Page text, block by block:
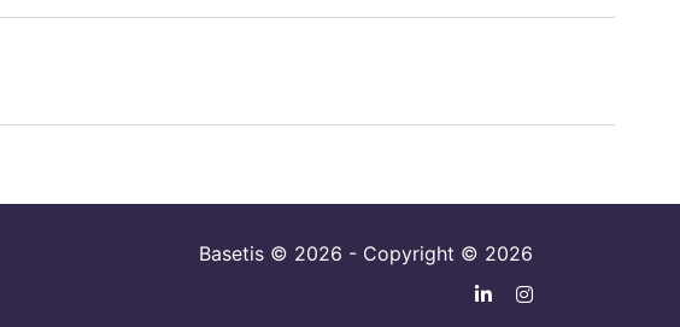
Basetis © 2026 - Copyright © 2026